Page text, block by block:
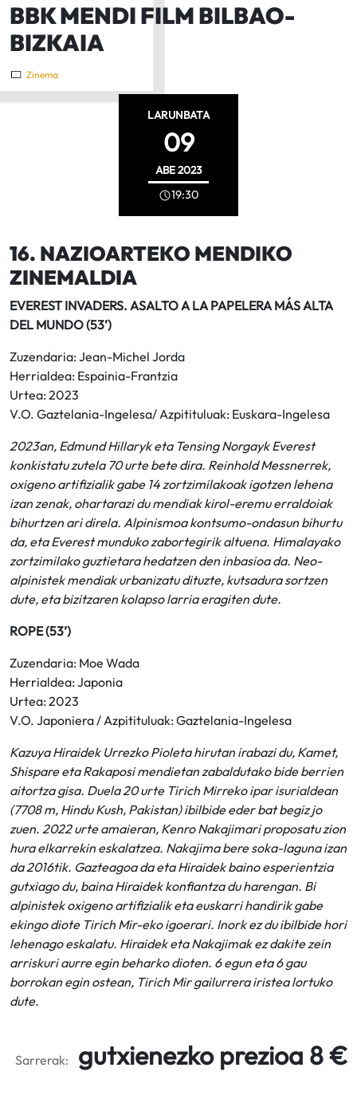
BBK MENDI FILM BILBAO-
BIZKAIA
Zinema
LARUNBATA
09
ABE2023
19:30
16. NAZIOARTEKO MENDIKO
ZINEMALDIA
EVEREST INVADERS. ASALTO A LA PAPELERA MÁS ALTA
DEL MUNDO (53’)
Zuzendaria: Jean-Michel Jorda
Herrialdea: Espainia-Frantzia
Urtea: 2023
V.O. Gaztelania-Ingelesa/ Azpitituluak: Euskara-Ingelesa
2023an, Edmund Hillaryk eta Tensing Norgayk Everest
konkistatu zutela 70 urte bete dira. Reinhold Messnerrek,
oxigeno artifizialik gabe 14 zortzimilakoak igotzen lehena
izan zenak, ohartarazi du mendiak kirol-eremu erraldoiak
bihurtzen ari direla. Alpinismoa kontsumo-ondasun bihurtu
da, eta Everest munduko zabortegirik altuena. Himalayako
zortzimilako guztietara hedatzen den inbasioa da. Neo-
alpinistek mendiak urbanizatu dituzte, kutsadura sortzen
dute, eta bizitzaren kolapso larria eragiten dute.
ROPE (53’)
Zuzendaria: Moe Wada
Herrialdea: Japonia
Urtea: 2023
V.O. Japoniera / Azpitituluak: Gaztelania-Ingelesa
Kazuya Hiraidek Urrezko Pioleta hirutan irabazi du, Kamet,
Shispare eta Rakaposi mendietan zabaldutako bide berrien
aitortza gisa. Duela 20 urte Tirich Mirreko ipar isurialdean
(7708 m, Hindu Kush, Pakistan) ibilbide eder bat begiz jo
zuen. 2022 urte amaieran, Kenro Nakajimari proposatu zion
hura elkarrekin eskalatzea. Nakajima bere soka-laguna izan
da 2016tik. Gazteagoa da eta Hiraidek baino esperientzia
gutxiago du, baina Hiraidek konfiantza du harengan. Bi
alpinistek oxigeno artifizialik eta euskarri handirik gabe
ekingo diote Tirich Mir-eko igoerari. Inork ez du ibilbide hori
lehenago eskalatu. Hiraidek eta Nakajimak ez dakite zein
arriskuri aurre egin beharko dioten. 6 egun eta 6 gau
borrokan egin ostean, Tirich Mir gailurrera iristea lortuko
dute.
Sarrerak: gutxienezko prezioa 8 €